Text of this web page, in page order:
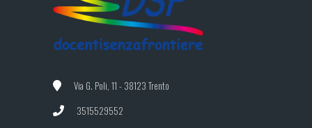
Via G. Poli, 11 - 38123 Trento
3515529552